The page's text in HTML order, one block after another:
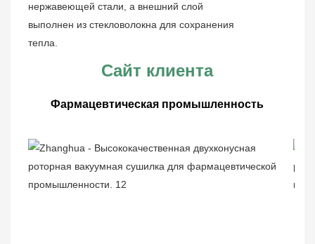
нержавеющей стали, а внешний слой
выполнен из стекловолокна для сохранения
тепла.
Сайт клиента
Фармацевтическая промышленность